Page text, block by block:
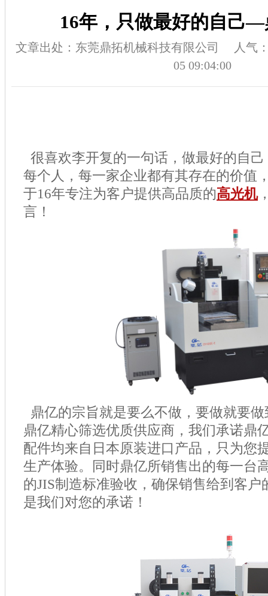
16年，只做最好的自己
文章出处：东莞鼎拓机械科技有限公司
人气
05 09:04:00
很喜欢李开复的一句话，做最好的自
每个人，每一家企业都有其存在的价值
于16年专注为客户提供高品质的高光机
言！
鼎亿的宗旨就是要么不做，要做就要
鼎亿精心筛选优质供应商，我们承诺鼎
配件均来自日本原装进口产品，只为您
生产体验。同时鼎亿所销售出的每一台
的JIS制造标准验收，确保销售给到客户
是我们对您的承诺！